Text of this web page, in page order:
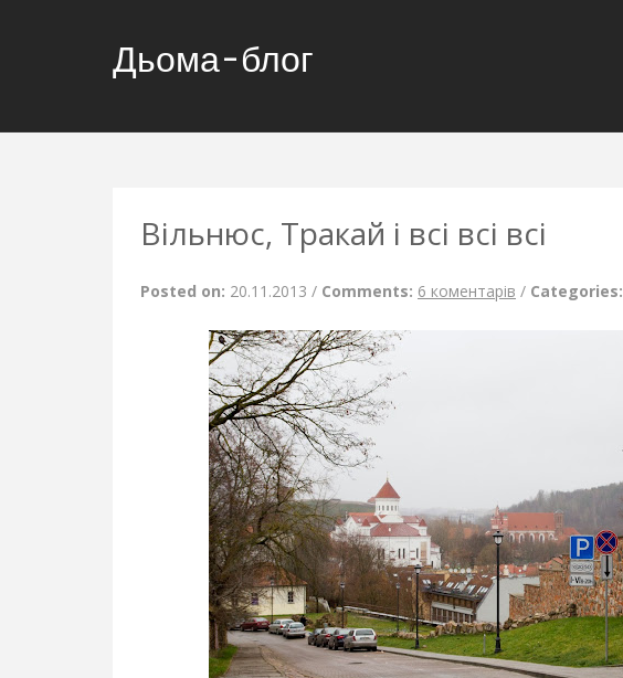
Дьома-блог
Вільнюс, Тракай і всі всі всі
Posted on: 20.11.2013 / Comments: 6 коментарів / Categories: